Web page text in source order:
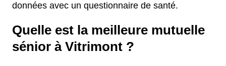
données avec un questionnaire de santé.
Quelle est la meilleure mutuelle
sénior à Vitrimont ?